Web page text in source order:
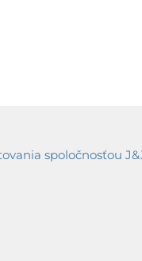
spoločnosťou